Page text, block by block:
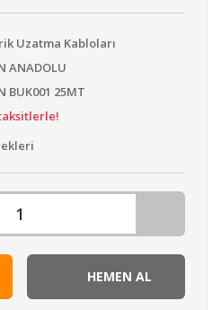
Uzatma Kabloları
ANADOLU
BUK001 25MT
HEMEN AL